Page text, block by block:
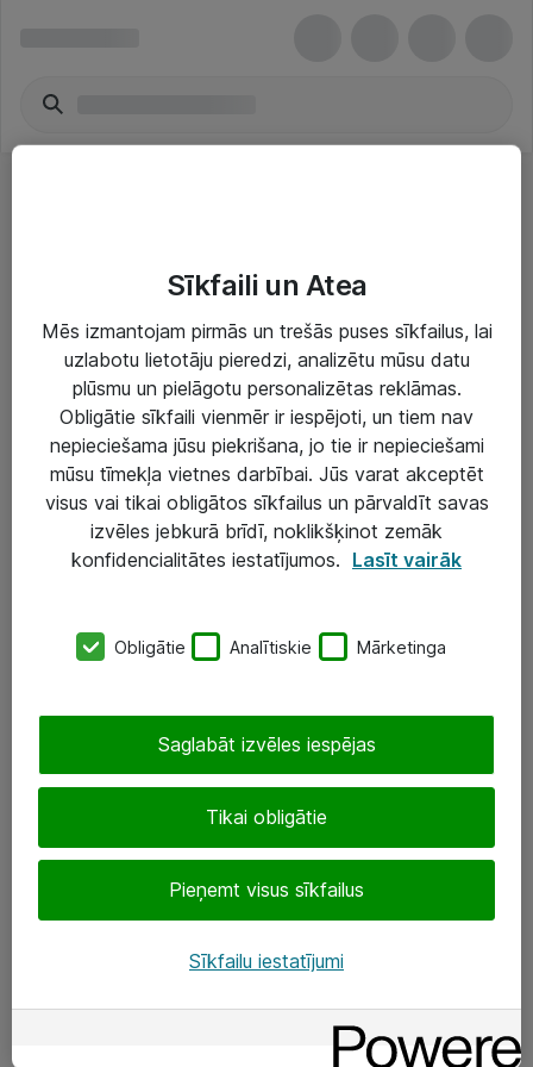
Risinājumi & Pakalpojumi
IT serviss un atbalsts
IT infrastruktūra
Darba vietu IT risinājumi
SIA „ATEA”
+(371) 67 81 90 50
eShop@atea.lv
Sekojiet mums
Sīkfaili un Atea
Mēs izmantojam pirmās un trešās puses sīkfailus, lai
uzlabotu lietotāju pieredzi, analizētu mūsu datu
plūsmu un pielāgotu personalizētas reklāmas.
Obligātie sīkfaili vienmēr ir iespējoti, un tiem nav
nepieciešama jūsu piekrišana, jo tie ir nepieciešami
mūsu tīmekļa vietnes darbībai. Jūs varat akceptēt
visus vai tikai obligātos sīkfailus un pārvaldīt savas
izvēles jebkurā brīdī, noklikšķinot zemāk
konfidencialitātes iestatījumos. Lasīt vairāk
Obligātie Analītiskie Mārketinga
Tikai obligātie
Pieņemt visus sīkfailus
Saglabāt izvēles iespējas
Sīkfailu iestatījumi